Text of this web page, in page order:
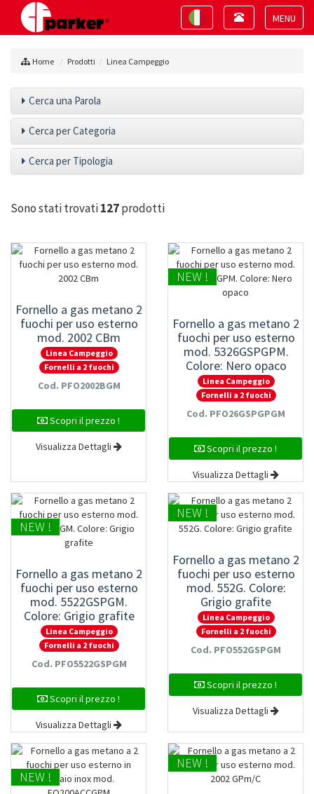
Toggle
Toggle
navigation
Toggle
navigation
Home Prodotti Linea Campeggio
Cerca una Parola
Cerca per Categoria
Cerca per Tipologia
Sono stati trovati127prodotti
Fornello a gas metano 2
fuochi per uso esterno
mod. 2002 CBm
Linea Campeggio
Fornelli a 2 fuochi
Cod. PFO2002BGM
Scopri il prezzo !
Visualizza Dettagli
NEW !
Fornello a gas metano 2
fuochi per uso esterno
mod. 5326GSPGPM.
Colore: Nero opaco
Linea Campeggio
Fornelli a 2 fuochi
Cod. PFO26GSPGPGM
Scopri il prezzo !
Visualizza Dettagli
NEW !
Fornello a gas metano 2
fuochi per uso esterno
mod. 5522GSPGM.
Colore: Grigio grafite
Linea Campeggio
Fornelli a 2 fuochi
Cod. PFO5522GSPGM
Scopri il prezzo !
Visualizza Dettagli
NEW !
Fornello a gas metano 2
fuochi per uso esterno
mod. 552G. Colore:
Grigio grafite
Linea Campeggio
Fornelli a 2 fuochi
Cod. PFO552GSPGM
Scopri il prezzo !
Visualizza Dettagli
NEW !
NEW !